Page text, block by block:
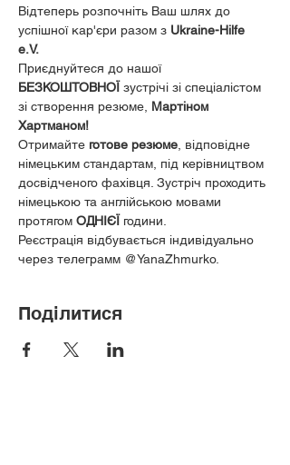
Відтеперь розпочніть Ваш шлях до
успішної кар'єри разом з Ukraine-Hilfe
e.V.
Приєднуйтеся до нашої
БЕЗКОШТОВНОЇ зустрічі зі спеціалістом
зі створення резюме, Мартіном
Хартманом!
Отримайте готове резюме , відповідне
німецьким стандартам, під керівництвом
досвідченого фахівця. ️Зустріч проходить
німецькою та англійською мовами
протягом ОДНІЄЇ години.
Реєстрація відбувається індивідуально
через телеграмм @YanaZhmurko.
Поділитися